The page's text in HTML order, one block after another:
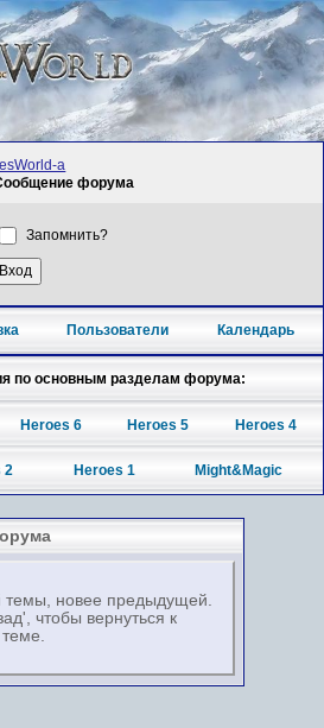
а
форума
Запомнить?
Пользователи Календарь
по основным разделам форума:
Heroes 6 Heroes 5 Heroes 4
2 Heroes 1 Might&Magic
темы, новее предыдущей.
чтобы вернуться к